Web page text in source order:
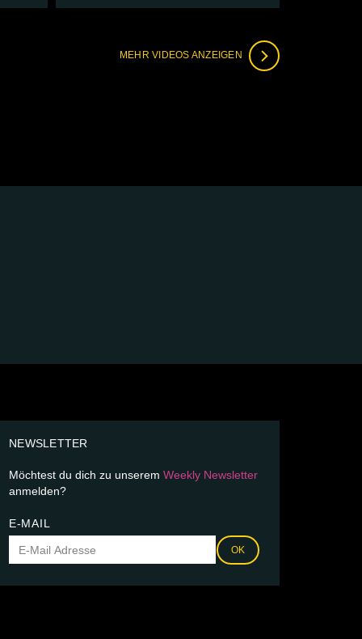
MEHR VIDEOS ANZEIGEN
NEWSLETTER
Möchtest du dich zu unserem Weekly Newsletter
anmelden?
E-MAIL
OK